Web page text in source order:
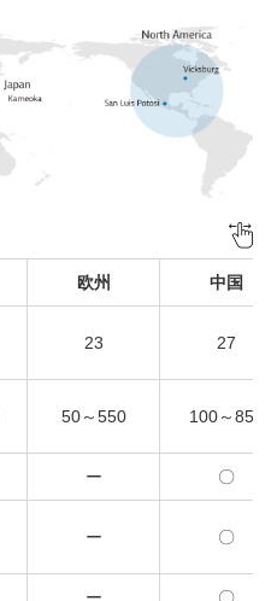
欧州 中国
23 27
50～550 100～850
ー 〇
ー 〇
ー 〇